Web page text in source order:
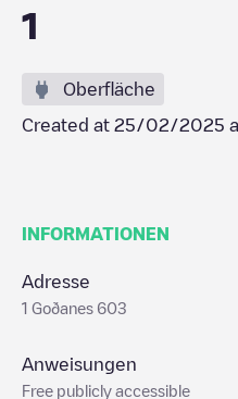
1
Oberfläche
Created at 25/02/2025
INFORMATIONEN
Adresse
1 Goðanes 603
Anweisungen
Free publicly accessible